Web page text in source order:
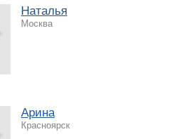
Наталья
Москва
Арина
Красноярск